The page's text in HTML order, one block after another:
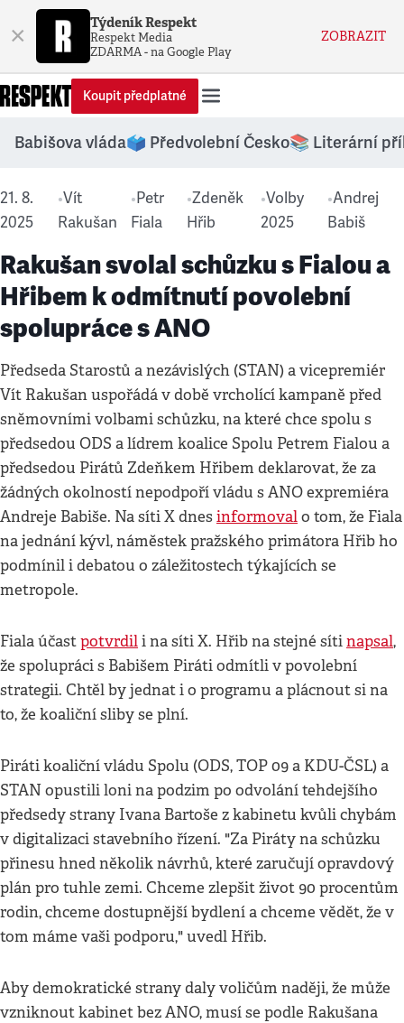
× Týdeník Respekt
Respekt Media
ZDARMA - na Google Play
ZOBRAZIT
Koupit předplatné
Babišova vláda🗳️ Předvolební Česko📚 Literární
21. 8.
2025
•Vít
Rakušan
• Petr
Fiala
•Zdeněk
Hřib
•Volby
2025
•Andrej
Babiš
Rakušan svolal schůzku s Fialou a
Hřibem k odmítnutí povolební
spolupráce s ANO
Předseda Starostů a nezávislých (STAN) a vicepremiér
Vít Rakušan uspořádá v době vrcholící kampaně před
sněmovními volbami schůzku, na které chce spolu s
předsedou ODS a lídrem koalice Spolu Petrem Fialou a
předsedou Pirátů Zdeňkem Hřibem deklarovat, že za
žádných okolností nepodpoří vládu s ANO expremiéra
Andreje Babiše. Na síti X dnesinformovalo tom, že Fiala
na jednání kývl, náměstek pražského primátora Hřib ho
podmínil i debatou o záležitostech týkajících se
metropole.
Fiala účastpotvrdili na síti X. Hřib na stejné sítinapsal,
že spolupráci s Babišem Piráti odmítli v povolební
strategii. Chtěl by jednat i o programu a plácnout si na
to, že koaliční sliby se plní.
Piráti koaliční vládu Spolu (ODS, TOP 09 a KDU-ČSL) a
STAN opustili loni na podzim po odvolání tehdejšího
předsedy strany Ivana Bartoše z kabinetu kvůli chybám
v digitalizaci stavebního řízení. "Za Piráty na schůzku
přinesu hned několik návrhů, které zaručují opravdový
plán pro tuhle zemi. Chceme zlepšit život 90 procentům
rodin, chceme dostupnější bydlení a chceme vědět, že v
tom máme vaši podporu," uvedl Hřib.
Aby demokratické strany daly voličům naději, že může
vzniknout kabinet bez ANO, musí se podle Rakušana